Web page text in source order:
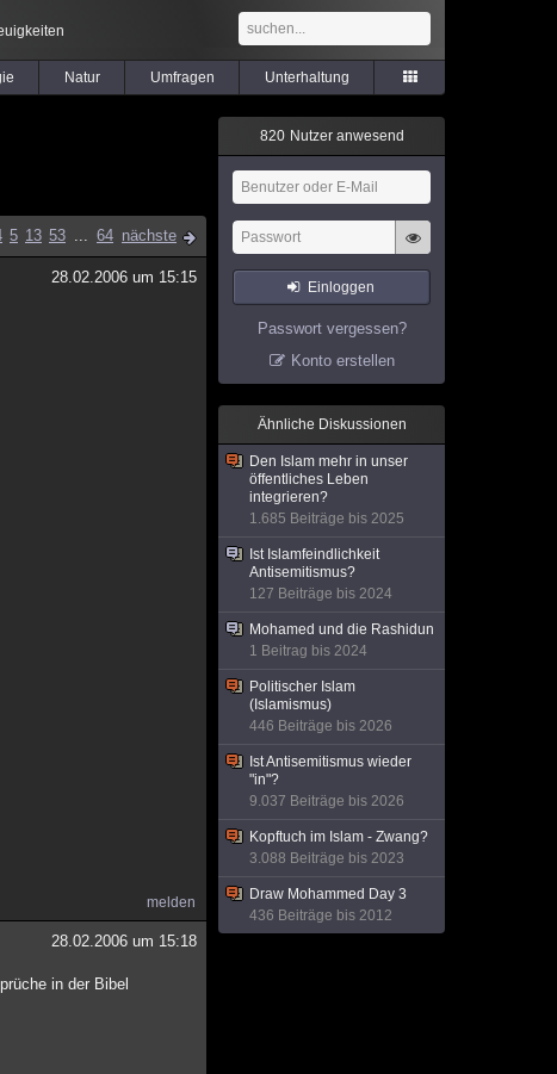
Natur Umfragen Unterhaltung
5 13 53 ... 64 nächste
28.02.2006 um 15:15
melden
28.02.2006 um 15:18
in der Bibel
820 Nutzer anwesend
Einloggen
Passwort vergessen?
Konto erstellen
Ähnliche Diskussionen
Den Islam mehr in unser
öffentliches Leben
integrieren?
1.685 Beiträge bis 2025
Ist Islamfeindlichkeit
Antisemitismus?
127 Beiträge bis 2024
Mohamed und die Rashidun
1 Beitrag bis 2024
Politischer Islam
(Islamismus)
446 Beiträge bis 2026
Ist Antisemitismus wieder
"in"?
9.037 Beiträge bis 2026
Kopftuch im Islam - Zwang?
3.088 Beiträge bis 2023
Draw Mohammed Day 3
436 Beiträge bis 2012